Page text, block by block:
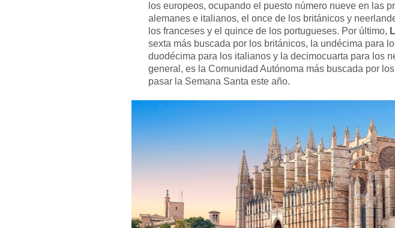
los europeos, ocupando el puesto número nueve en las
alemanes e italianos, el once de los británicos y
los franceses y el quince de los portugueses. Por último,
sexta más buscada por los británicos, la undécima para
duodécima para los italianos y la decimocuarta para los
general, es la Comunidad Autónoma más buscada por
pasar la Semana Santa este año.